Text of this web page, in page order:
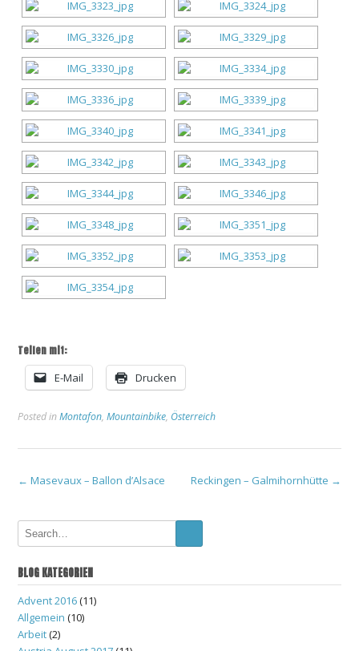
Teilen mit:
E-Mail
Drucken
Posted inMontafon, Mountainbike, Österreich
Post
navigation
← Masevaux – Ballon d’Alsace Reckingen – Galmihornhütte →
BLOG KATEGORIEN
Advent 2016(11)
Allgemein (10)
Arbeit(2)